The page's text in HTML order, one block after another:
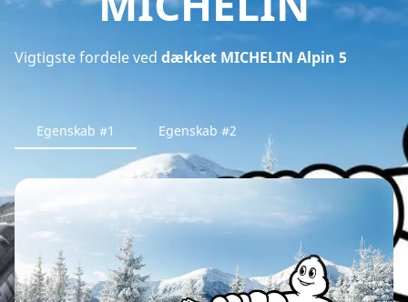
Vigtigste fordele ved dækket MICHELIN Alpin 5
Egenskab #1 Egenskab #2